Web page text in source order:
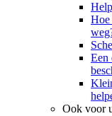
Een
Ook voor